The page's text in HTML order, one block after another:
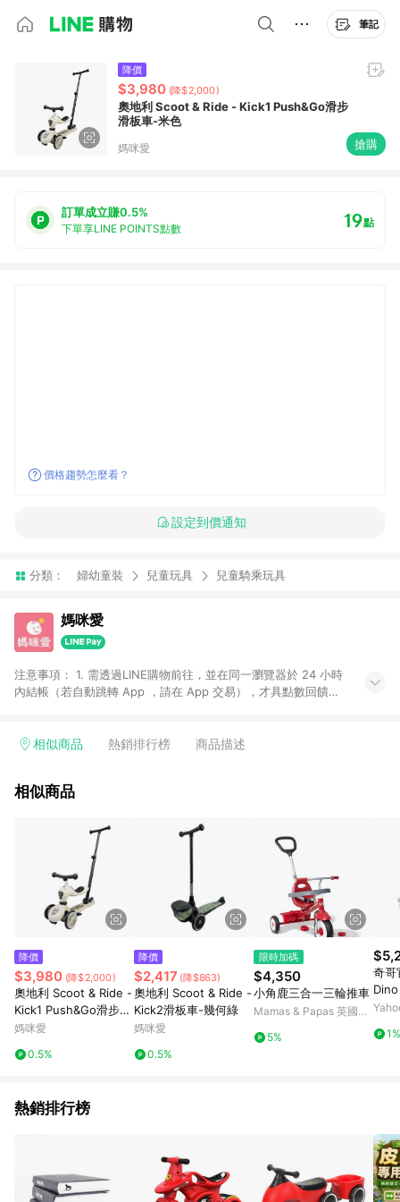
筆記
降價
$3,980 (降$2,000)
奧地利 Scoot & Ride - Kick1 Push&Go滑步
滑板車-米色
媽咪愛 搶購
訂單成立賺0.5%
下單享LINE POINTS點數 19點
價格趨勢怎麼看？
設定到價通知
分類： 婦幼童裝 兒童玩具 兒童騎乘玩具
媽咪愛
注意事項： 1. 需透過LINE購物前往，並在同一瀏覽器於 24 小時
內結帳（若自動跳轉 App ，請在 App 交易），才具點數回饋資
請更新至 3.9 才具贈點資格。 5. 點數將於廠商出貨後 30 天後發
車標示為準。 7. LINE購物導購回饋無法與媽咪愛站上折價券並
商品類別不回饋，請參考以下列表：童書館出清 / Switch 遊戲片
/ 瑪利歐玩具 / LEGO樂高 / 尿布 / 橋樑書 / 中高年級推薦書單 /
行李箱 / 寶寶攝影機 / 雞精&鱸魚精 / 美妝保養 / 居家防護 / 暢銷
作者&經典角色 / 人氣卡通大集合 / 地墊&圍欄 / 外文&英文童書 /
套書專區 / 各式零嘴&堅果&珍珠&果乾&糖果 / 兒童耳機&耳麥 /
水果專區 / 親子理財書單 / 6~8歲推薦書單 / 箱購專區 / 寶可夢
pokemon玩具 / 世界名著 / 廚房家電 / 蔬果汁&奶粉 / 體能玩具 /
相似商品 熱銷排行榜 商品描述
相似商品
降價
$3,980 (降$2,000)
奧地利 Scoot & Ride -
Kick1 Push&Go滑步滑
板車-米色
媽咪愛
0.5%
降價
$2,417 (降$863)
奧地利 Scoot & Ride -
Kick2滑板車-幾何綠
媽咪愛
0.5%
限時加碼
$4,350
小角鹿三合一三輪推車
Mamas & Papas 英國第
5%
奇哥
1%
熱銷排行榜